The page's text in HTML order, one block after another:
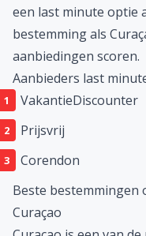
een last minute optie
bestemming als
aanbiedingen scoren.
Aanbieders last
VakantieDiscounter
Prijsvrij
Corendon
Beste bestemmingen
Curaçao